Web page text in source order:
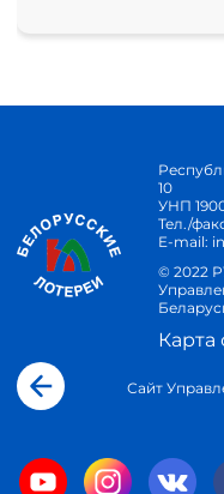
10
УНП
Тел./
E-mail:
© 2022
Карта
Сайт